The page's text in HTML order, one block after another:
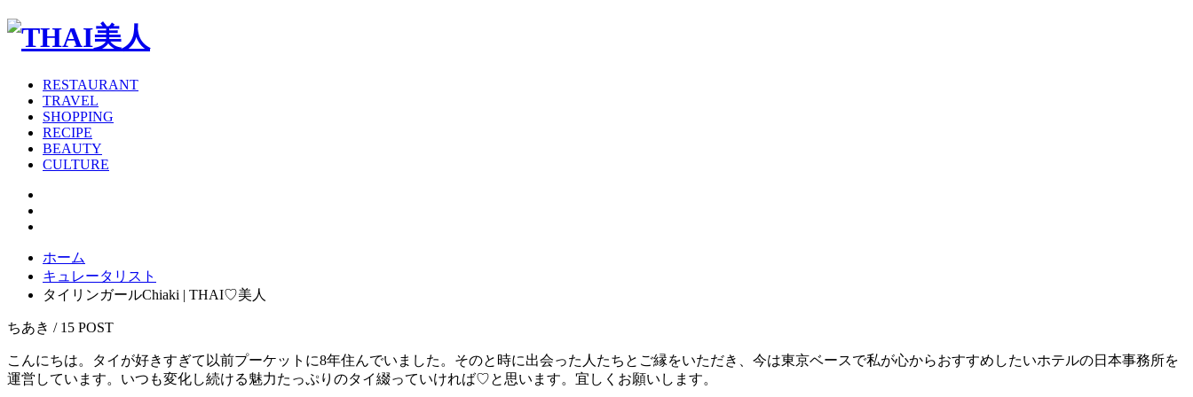
RESTAURANT
TRAVEL
SHOPPING
RECIPE
BEAUTY
CULTURE
ホーム
キュレータリスト
タイリンガールChiaki | THAI♡美人
ちあき / 15 POST
こんにちは。タイが好きすぎて以前プーケットに8年住んでいました。そのと時に出会った人たちとご縁をいただき、今は東京ベースで私が心からおすすめしたいホテルの日本事務所を
運営しています。いつも変化し続ける魅力たっぷりのタイ綴っていければ♡と思います。宜しくお願いします。